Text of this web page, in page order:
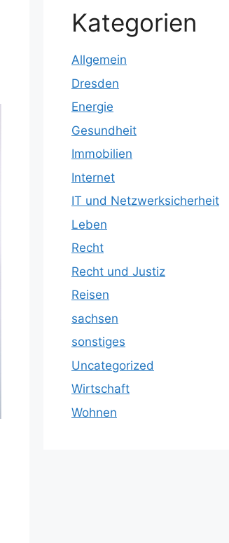
Kategorien
Allgemein
Dresden
Energie
Gesundheit
Immobilien
Internet
IT und Netzwerksicherheit
Leben
Recht
Recht und Justiz
Reisen
sachsen
sonstiges
Uncategorized
Wirtschaft
Wohnen